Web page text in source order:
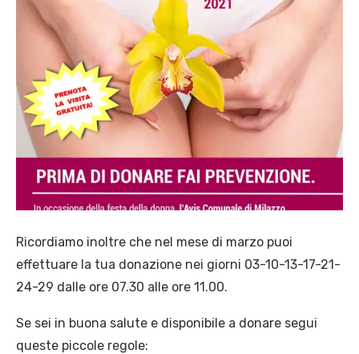
Ricordiamo inoltre che nel mese di marzo puoi
effettuare la tua donazione nei giorni 03-10-13-17-21-
24-29 dalle ore 07.30 alle ore 11.00.
Se sei in buona salute e disponibile a donare segui
queste piccole regole: